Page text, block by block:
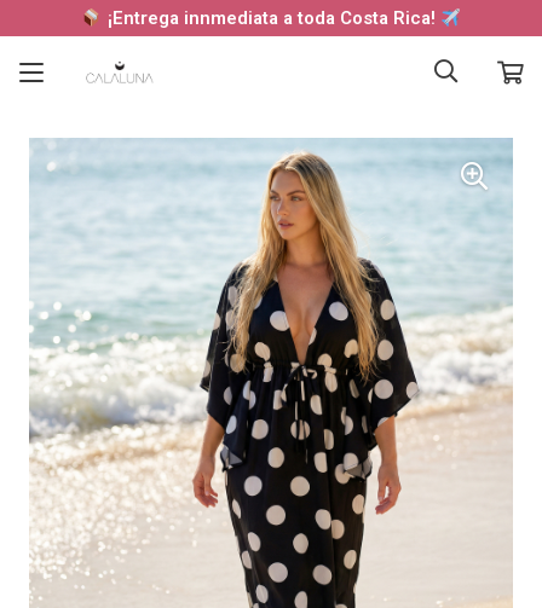
¡Entrega innmediata a toda Costa Rica!